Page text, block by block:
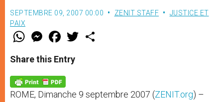
SEPTEMBRE 09, 2007 00:00 ZENIT STAFF
JUSTICE ET
PAIX
W
t
s
p
p
M
e
s
e
g
e
r
F
a
e
b
o
k
w
Share this Entry
ROME, Dimanche 9 septembre 2007 (ZENIT.org) –